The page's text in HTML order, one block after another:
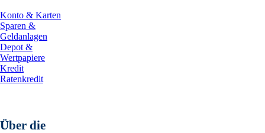
Konto & Karten
Sparen &
Geldanlagen
Depot &
Wertpapiere
Kredit
Ratenkredit
Über die